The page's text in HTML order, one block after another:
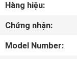
PHẨM
Hàng hiệu:
Chứng nhận:
Model Number: